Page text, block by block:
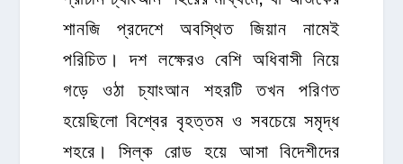
শানজি প্রদেশে অবস্থিত জিয়ান নামেই
পরিচিত। দশ লক্ষেরও বেশি অধিবাসী নিয়ে
গড়ে ওঠা চ্যাংআন শহরটি তখন পরিণত
হয়েছিলো বিশ্বের বৃহত্তম ও সবচেয়ে সমৃদ্ধ
শহরে। সিল্ক রোড হয়ে আসা বিদেশীদের